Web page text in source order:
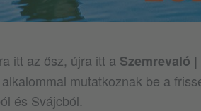
itt az ősz, újra itt a Szemrevaló
mutatkoznak be a
és Svájcból.